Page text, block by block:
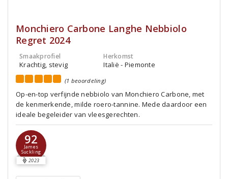
Monchiero Carbone Langhe Nebbiolo
Regret 2024
Smaakprofiel
Krachtig, stevig
Herkomst
Italië - Piemonte
(1 beoordeling)
Op-en-top verfijnde nebbiolo van Monchiero Carbone, met
de kenmerkende, milde roero-tannine. Mede daardoor een
ideale begeleider van vleesgerechten.
92
James
Suckling
2023